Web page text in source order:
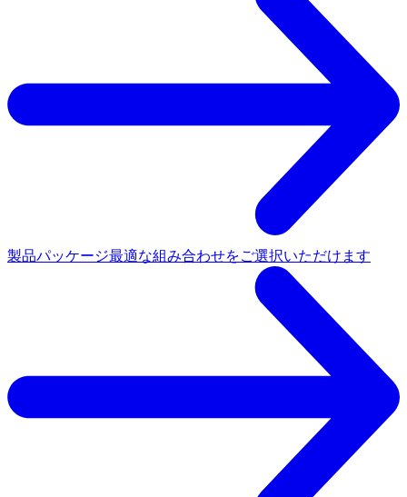
製品パッケージ最適な組み合わせをご選択いただけます